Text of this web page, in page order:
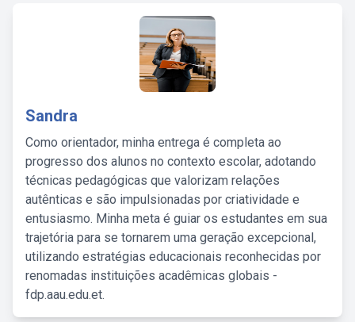
Sandra
Como orientador, minha entrega é completa ao
progresso dos alunos no contexto escolar, adotando
técnicas pedagógicas que valorizam relações
autênticas e são impulsionadas por criatividade e
entusiasmo. Minha meta é guiar os estudantes em sua
trajetória para se tornarem uma geração excepcional,
utilizando estratégias educacionais reconhecidas por
renomadas instituições acadêmicas globais -
fdp.aau.edu.et.